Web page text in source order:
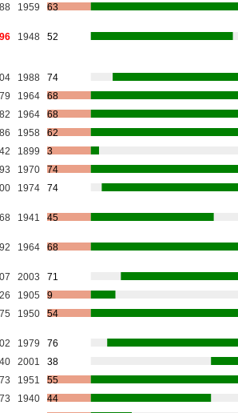
1959 63
1948 52
1988
74
1964
68
1964
68
1958
62
1899
3
1970
74
1974 74
1941 45
1964 68
2003
71
1905
9
1950 54
1979
76
2001
38
1951
55
1940
44